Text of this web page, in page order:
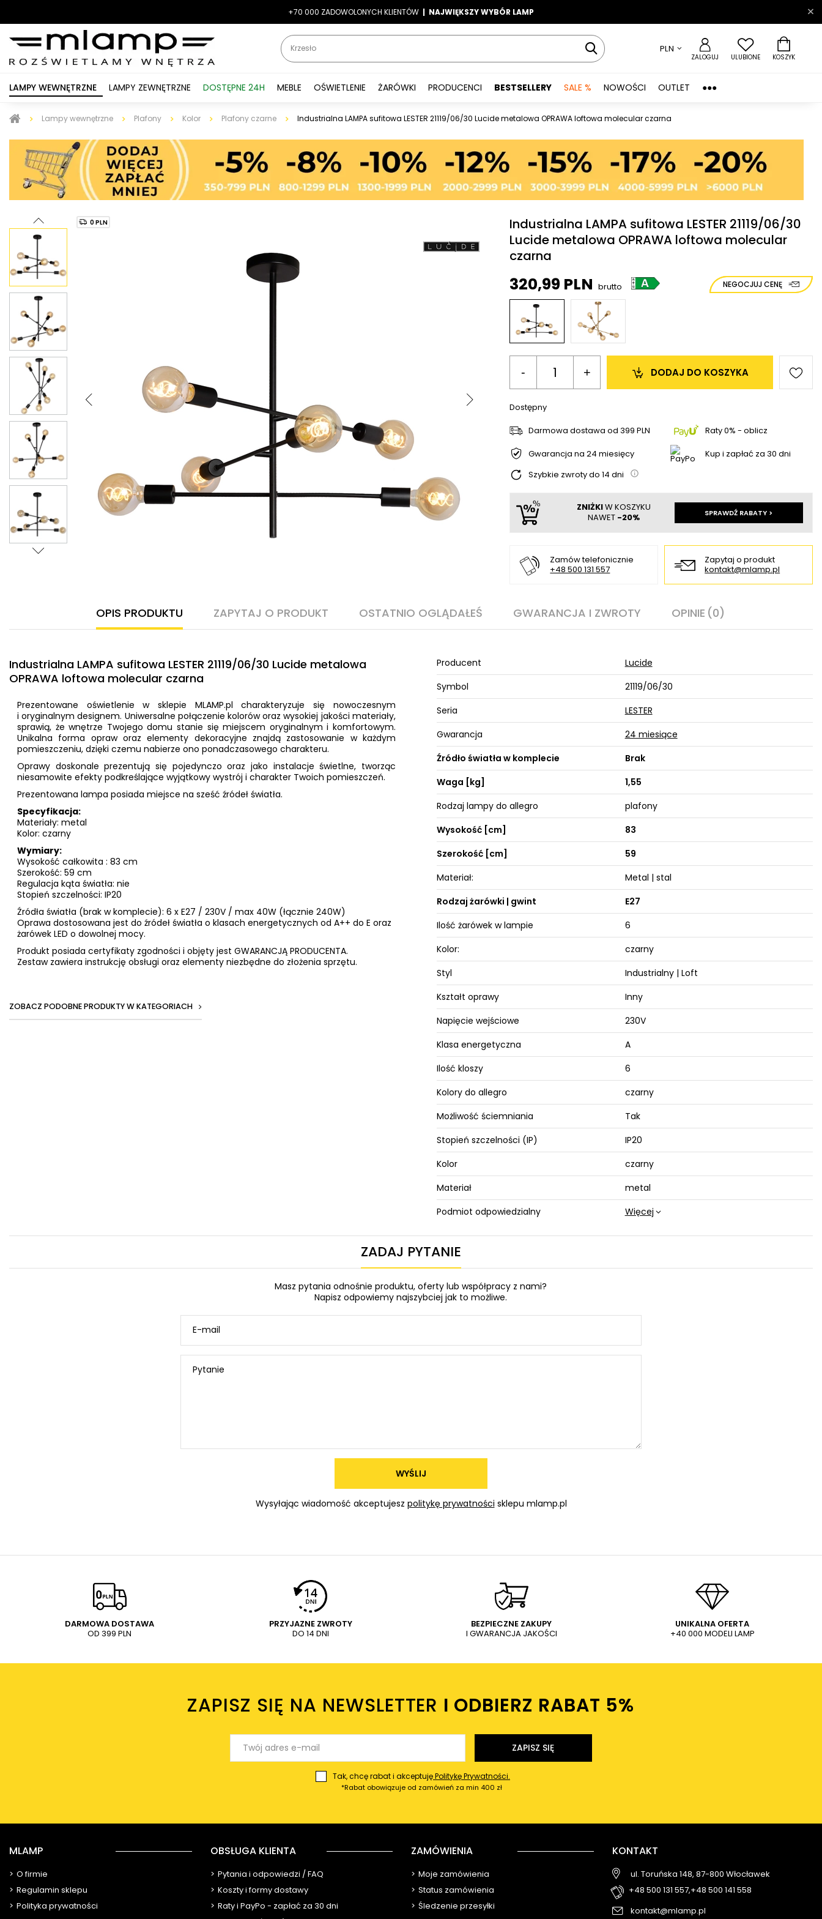
-7% LATO7
+70 000 ZADOWOLONYCH KLIENTÓW | NAJWIĘKSZY WYBÓR LAMP
| |
PLN
ZALOGUJ ULUBIONE KOSZYK
LAMPY WEWNĘTRZNE LAMPY ZEWNĘTRZNE DOSTĘPNE 24H MEBLE OŚWIETLENIE ŻARÓWKI PRODUCENCI BESTSELLERY SALE % NOWOŚCI OUTLET ●●●
Lampy wewnętrzne Plafony Kolor Plafony czarne Industrialna LAMPA sufitowa LESTER 21119/06/30 Lucide metalowa OPRAWA loftowa molecular czarna
0 PLN
Industrialna LAMPA sufitowa LESTER 21119/06/30
Lucide metalowa OPRAWA loftowa molecular
czarna
320,99 PLN brutto NEGOCJUJ CENĘ
- + DO KOSZYKA
Dostępny
Darmowa dostawa od399 PLN
Raty 0% - oblicz
Gwarancja na 24 miesięcy
Kup i zapłać za 30 dni
Szybkie zwroty do 14 dni
ZNIŻKIW KOSZYKU
NAWET -20% SPRAWDŹ RABATY >
Zamów telefonicznie
+48 500 131 557
Zapytaj o produkt
kontakt@mlamp.pl
OPIS PRODUKTU ZAPYTAJ O PRODUKT OSTATNIO OGLĄDAŁEŚ GWARANCJA I ZWROTY OPINIE (0)
Industrialna LAMPA sufitowa LESTER 21119/06/30 Lucide metalowa
OPRAWA loftowa molecular czarna
Prezentowane oświetlenie w sklepie MLAMP.pl charakteryzuje się nowoczesnym
i oryginalnym designem. Uniwersalne połączenie kolorów oraz wysokiej jakości materiały,
sprawią, że wnętrze Twojego domu stanie się miejscem oryginalnym i komfortowym.
Unikalna forma opraw oraz elementy dekoracyjne znajdą zastosowanie w każdym
pomieszczeniu, dzięki czemu nabierze ono ponadczasowego charakteru.
Oprawy doskonale prezentują się pojedynczo oraz jako instalacje świetlne, tworząc
niesamowite efekty podkreślające wyjątkowy wystrój i charakter Twoich pomieszczeń.
Prezentowana lampa posiada miejsce na sześć źródeł światła.
Specyfikacja:
Materiały: metal
Kolor: czarny
Wymiary:
Wysokość całkowita : 83 cm
Szerokość: 59 cm
Regulacja kąta światła: nie
Stopień szczelności: IP20
Źródła światła (brak w komplecie): 6 x E27 / 230V / max 40W (łącznie 240W)
Oprawa dostosowana jest do źródeł światła o klasach energetycznych od A++ do E oraz
żarówek LED o dowolnej mocy.
Produkt posiada certyfikaty zgodności i objęty jest GWARANCJĄ PRODUCENTA.
Zestaw zawiera instrukcję obsługi oraz elementy niezbędne do złożenia sprzętu.
ZOBACZ PODOBNE PRODUKTY W KATEGORIACH
Producent
Lucide
Symbol
21119/06/30
Seria
LESTER
Gwarancja
24 miesiące
Źródło światła w komplecie
Brak
Waga [kg]
1,55
Rodzaj lampy do allegro
plafony
Wysokość [cm]
83
Szerokość [cm]
59
Materiał:
Metal | stal
Rodzaj żarówki | gwint
E27
Ilość żarówek w lampie
6
Kolor:
czarny
Styl
Industrialny | Loft
Kształt oprawy
Inny
Napięcie wejściowe
230V
Klasa energetyczna
A
Ilość kloszy
6
Kolory do allegro
czarny
Możliwość ściemniania
Tak
Stopień szczelności (IP)
IP20
Kolor
czarny
Materiał
metal
Podmiot odpowiedzialny
Więcej
ZADAJ PYTANIE
Masz pytania odnośnie produktu, oferty lub współpracy z nami?
Napisz odpowiemy najszybciej jak to możliwe.
E-mail
Pytanie
WYŚLIJ
Wysyłając wiadomość akceptujesz politykę prywatności sklepu mlamp.pl
DARMOWA DOSTAWA
OD 399 PLN
PRZYJAZNE ZWROTY
DO 14 DNI
BEZPIECZNE ZAKUPY
I GWARANCJA JAKOŚCI
UNIKALNA OFERTA
+40 000 MODELI LAMP
ZAPISZ SIĘ NA NEWSLETTER I ODBIERZ RABAT 5%ㅤ
ZAPISZ SIĘ
Tak, chcę rabat i akceptujęPolitykę Prywatności.
*Rabat obowiązuje od zamówień za min 400 zł
MLAMP
O firmie
Regulamin sklepu
Polityka prywatności
OBSŁUGA KLIENTA
Pytania i odpowiedzi / FAQ
Koszty i formy dostawy
Raty i PayPo - zapłać za 30 dni
ZAMÓWIENIA
Moje zamówienia
Status zamówienia
Śledzenie przesyłki
KONTAKT
ul. Toruńska 148, 87-800 Włocławek
+48 500 131 557,+48 500 141 558
kontakt@mlamp.pl